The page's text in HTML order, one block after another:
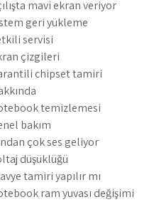
mavi ekran veriyor
geri yükleme
servisi
çizgileri
chipset tamiri
temizlemesi
bakım
çok ses geliyor
düşüklüğü
tamiri yapılır mı
ram yuvası değişimi